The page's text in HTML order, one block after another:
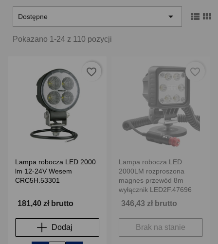
Dostępne   
Pokazano 1-24 z 110 pozycji
Lampa robocza LED 2000
lm 12-24V Wesem
CRC5H.53301
181,40 zł brutto
Dodaj
favorite_border
Lampa robocza LED
2000LM rozproszona
magnes przewód 8m
wyłącznik LED2F.47696
346,43 zł brutto
Brak na stanie
favorite_border